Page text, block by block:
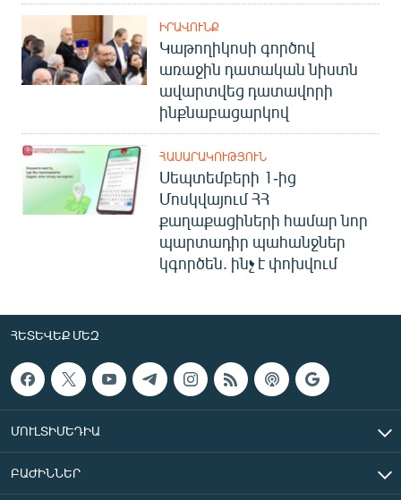
ԻՐԱՎՈՒՆՔ
Կաթողիկոսի գործով
առաջին դատական նիստն
ավարտվեց դատավորի
ինքնաբացարկով
ՀԱՍԱՐԱԿՈՒԹՅՈՒՆ
Սեպտեմբերի 1-ից
Մոսկվայում ՀՀ
քաղաքացիների համար նոր
պարտադիր պահանջներ
կգործեն. ինչ է փոխվում
ՀԵՏԵՎԵՔ ՄԵԶ
ՄՈՒԼՏԻՄԵԴԻԱ
ԲԱԺԻՆՆԵՐ